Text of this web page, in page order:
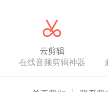
云剪辑
在线音频剪辑神器